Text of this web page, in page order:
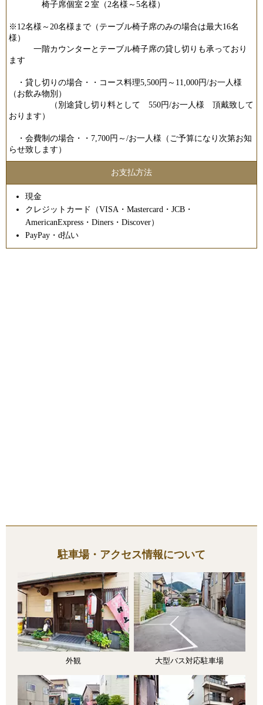
椅子席個室２室（2名様～5名様）
※12名様～20名様まで（テーブル椅子席のみの場合は最大16名
様）
一階カウンターとテーブル椅子席の貸し切りも承っており
ます
・貸し切りの場合・・コース料理5,500円～11,000円/お一人様
（お飲み物別）
（別途貸し切り料として 550円/お一人様 頂戴致して
おります）
・会費制の場合・・7,700円～/お一人様（ご予算になり次第お知
らせ致します）
お支払方法
現金
クレジットカード（VISA・Mastercard・JCB・
AmericanExpress・Diners・Discover）
PayPay・d払い
駐車場・アクセス情報について
外観 大型バス対応駐車場